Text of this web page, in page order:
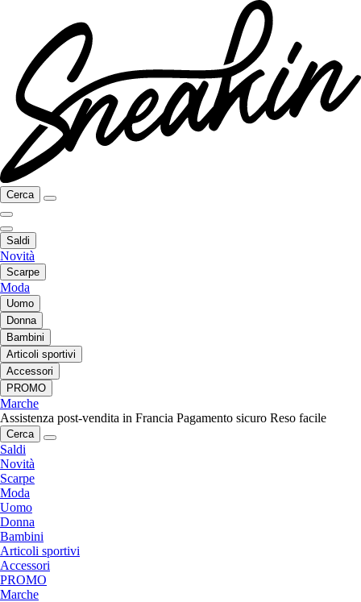
Cerca
Saldi
Novità
Scarpe
Moda
Uomo
Donna
Bambini
Articoli sportivi
Accessori
PROMO
Marche
Assistenza post-vendita in Francia Pagamento sicuro Reso facile
Cerca
Saldi
Novità
Scarpe
Moda
Uomo
Donna
Bambini
Articoli sportivi
Accessori
PROMO
Marche